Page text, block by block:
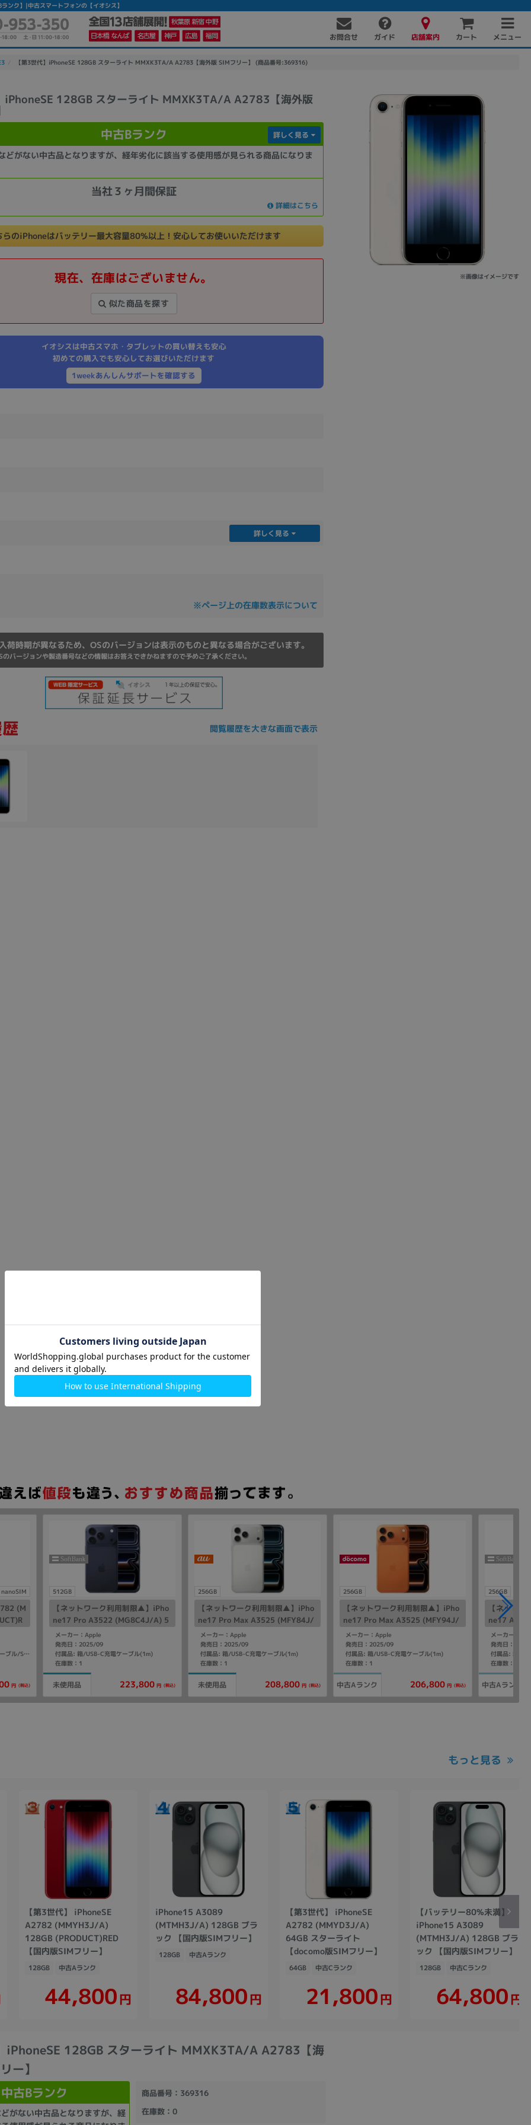
ンク】|中古スマートフォンの【イオシス】
お問合せ ガイド 店舗案内 カート メニュー
【第3世代】iPhoneSE 128GB スターライト MMXK3TA/A A2783【海外版 SIMフリー】 (商品番号:369316)
iPhoneSE 128GB スターライト MMXK3TA/A A2783【海外版
※画像はイメージです
中古Bランク
どがない中古品となりますが、経年劣化に該当する使用感が見られる商品になりま
詳しく見る
当社３ヶ月間保証
詳細はこちら
らのiPhoneはバッテリー最大容量80%以上！安心してお使いいただけます
現在、在庫はございません。
似た商品を探す
イオシスは中古スマホ・タブレットの買い替えも安心
初めての購入でも安心してお選びいただけます
1weekあんしんサポートを確認する
詳しく見る
※ページ上の在庫数表示について
荷時期が異なるため、OSのバージョンは表示のものと異なる場合がございます。
のバージョンや製造番号などの情報はお答えできかねますので予めご了承ください。
閲覧履歴を大きな画面で表示
nanoSIM
(M
付属品: 箱/USB-C - Lightningケーブル/SIMカードツール/マニュアル
円 (税込)
512GB
【ネットワーク利用制限▲】iPho
ne17 Pro A3522 (MG8C4J/A) 5
12GB ディープブルー 【SoftBan
k版SIMフリー】
メーカー：Apple
発売日：2025/09
付属品: 箱/USB-C充電ケーブル(1m)
在庫数：1
未使用品 223,800 円 (税込)
256GB
【ネットワーク利用制限▲】iPho
ne17 Pro Max A3525 (MFY84J/
A) 256GB シルバー 【au版SIMフ
リー】
メーカー：Apple
発売日：2025/09
付属品: 箱/USB-C充電ケーブル(1m)
在庫数：1
未使用品 208,800 円 (税込)
256GB
【ネットワーク利用制限▲】iPho
ne17 Pro Max A3525 (MFY94J/
A) 256GB コズミックオレンジ
【docomo版SIMフリー】
メーカー：Apple
発売日：2025/09
付属品: 箱/USB-C充電ケーブル(1m)
在庫数：1
中古Aランク 206,800 円 (税込)
256GB
【ネット
ne17
B ラベン
フリー】
メーカー：
発売日：
付属品: 箱/
在庫数：1
中古Aランク
もっと見る
【第3世代】 iPhoneSE
A2782 (MMYH3J/A)
128GB (PRODUCT)RED
【国内版SIMフリー】
128GB 中古Aランク
44,800円
iPhone15 A3089
(MTMH3J/A) 128GB ブラ
ック 【国内版SIMフリー】
128GB 中古Aランク
84,800円
【第3世代】 iPhoneSE
A2782 (MMYD3J/A)
64GB スターライト
【docomo版SIMフリー】
64GB 中古Cランク
21,800円
【バッテリー80%未満】
iPhone15 A3089
(MTMH3J/A) 128GB ブラ
ック 【国内版SIMフリー】
128GB 中古Cランク
64,800円
iPhoneSE 128GB スターライト MMXK3TA/A A2783【海
ー】
中古Bランク
がない中古品となりますが、経
商品番号：369316
在庫数：0
カテゴリー
ノートPC デスクPC モニター PC周辺機器
メーカー
製造、販売メーカーの絞り込み
Apple SONY
Asus HP
ドライブ
ドライブの絞り込み
Core i3 その他
その他
モニタサイズ
~